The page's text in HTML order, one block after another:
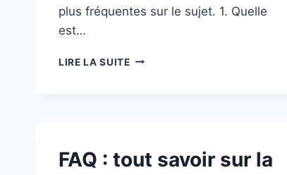
plus fréquentes sur le sujet. 1. Quelle
est…
LIRE LA SUITEFAQ
COMMERCE
FAQ : tout savoir sur la